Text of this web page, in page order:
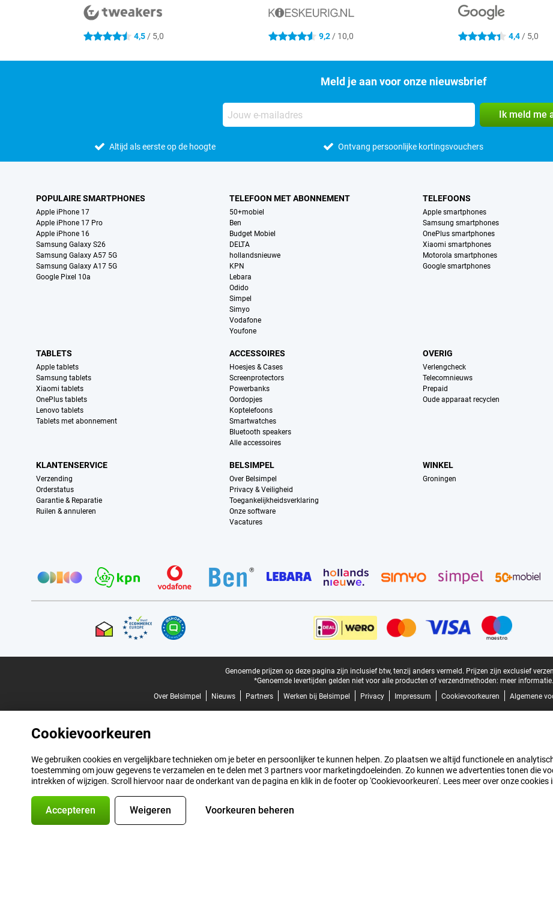
4.5 sterren 4,5/ 5,0 4.6 sterren 9,2/ 10,0 4.4 sterren 4,4 / 5,0
Meld je aan voor onze nieuwsbrief
Ik meld me
Altijd als eerste op de hoogte Ontvang persoonlijke kortingsvouchers
POPULAIRE SMARTPHONES
Apple iPhone 17
Apple iPhone 17 Pro
Apple iPhone 16
Samsung Galaxy S26
Samsung Galaxy A57 5G
Samsung Galaxy A17 5G
Google Pixel 10a
TELEFOON MET ABONNEMENT
50+mobiel
Ben
Budget Mobiel
DELTA
hollandsnieuwe
KPN
Lebara
Odido
Simpel
Simyo
Vodafone
Youfone
TELEFOONS
Apple smartphones
Samsung smartphones
OnePlus smartphones
Xiaomi smartphones
Motorola smartphones
Google smartphones
TABLETS
Apple tablets
Samsung tablets
Xiaomi tablets
OnePlus tablets
Lenovo tablets
Tablets met abonnement
ACCESSOIRES
Hoesjes & Cases
Screenprotectors
Powerbanks
Oordopjes
Koptelefoons
Smartwatches
Bluetooth speakers
Alle accessoires
OVERIG
Verlengcheck
Telecomnieuws
Prepaid
Oude apparaat recyclen
KLANTENSERVICE
Verzending
Orderstatus
Garantie & Reparatie
Ruilen & annuleren
BELSIMPEL
Over Belsimpel
Privacy & Veiligheid
Toegankelijkheidsverklaring
Onze software
Vacatures
WINKEL
Groningen
Genoemde prijzen op deze pagina zijn inclusief btw, tenzij anders vermeld. Prijzen zijn exclusief
*Genoemde levertijden gelden niet voor alle producten of verzendmethoden: meer informatie.
Over Belsimpel
Nieuws Partners Werken bij Belsimpel Privacy Impressum Cookievoorkeuren Algemene
Cookievoorkeuren
We gebruiken cookies en vergelijkbare technieken om je beter en persoonlijker te kunnen helpen. Zo plaatsen we altijd functionele en
toestemming om jouw gegevens te verzamelen en te delen met 3 partners voor marketingdoeleinden. Zo kunnen we advertenties tonen die
intrekken of wijzigen. Scroll hiervoor naar de onderkant van de pagina en klik in de footer op 'Cookievoorkeuren'. Lees meer over onze cookies
Accepteren Weigeren Voorkeuren beheren